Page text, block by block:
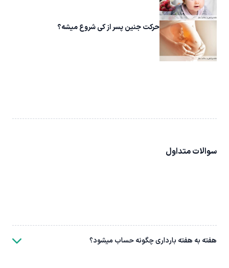
حرکت جنین پسر از کی شروع میشه؟
سوالات متداول
هفته به هفته بارداری چگونه حساب میشود؟